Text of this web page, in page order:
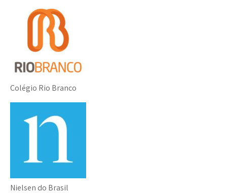
Colégio Rio Branco
Nielsen do Brasil